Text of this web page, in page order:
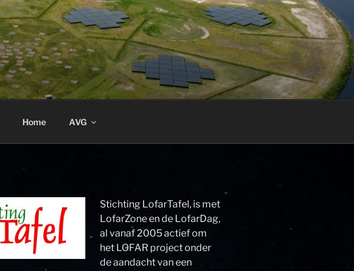
Home AVG
Stichting LofarTafel, is met
LofarZone en de LofarDag,
al vanaf 2005 actief om
het LOFAR project onder
de aandacht van een